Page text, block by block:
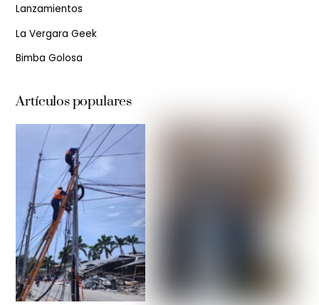
Lanzamientos
La Vergara Geek
Bimba Golosa
Artículos populares